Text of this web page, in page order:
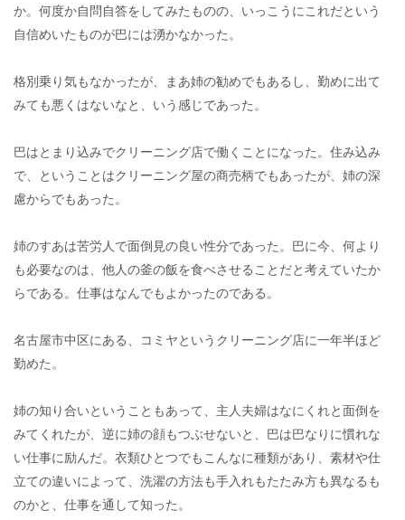
か。何度か自問自答をしてみたものの、いっこうにこれだという
自信めいたものが巴には湧かなかった。
格別乗り気もなかったが、まあ姉の勧めでもあるし、勤めに出て
みても悪くはないなと、いう感じであった。
巴はとまり込みでクリーニング店で働くことになった。住み込み
で、ということはクリーニング屋の商売柄でもあったが、姉の深
慮からでもあった。
姉のすあは苦労人で面倒見の良い性分であった。巴に今、何より
も必要なのは、他人の釜の飯を食べさせることだと考えていたか
らである。仕事はなんでもよかったのである。
名古屋市中区にある、コミヤというクリーニング店に一年半ほど
勤めた。
姉の知り合いということもあって、主人夫婦はなにくれと面倒を
みてくれたが、逆に姉の顔もつぶせないと、巴は巴なりに慣れな
い仕事に励んだ。衣類ひとつでもこんなに種類があり、素材や仕
立ての違いによって、洗濯の方法も手入れもたたみ方も異なるも
のかと、仕事を通して知った。